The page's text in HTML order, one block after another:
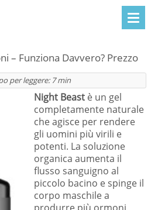
– Funziona Davvero? Prezzo
per leggere: 7 min
Night Beast è un gel
completamente naturale
che agisce per rendere
gli uomini più virili e
potenti. La soluzione
organica aumenta il
flusso sanguigno al
piccolo bacino e spinge il
corpo maschile a